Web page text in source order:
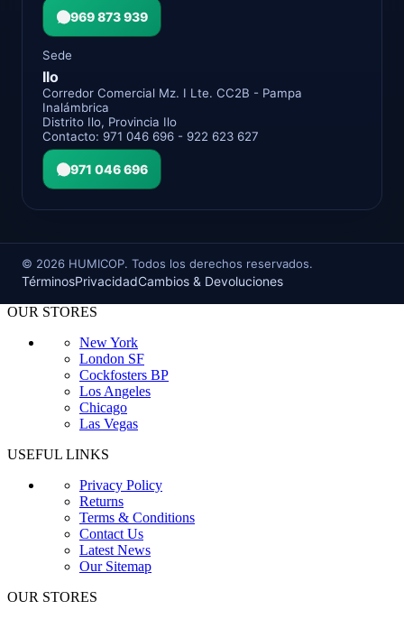
969 873 939
Sede
Ilo
Corredor Comercial Mz. I Lte. CC2B - Pampa
Inalámbrica
Distrito Ilo, Provincia Ilo
Contacto: 971 046 696 - 922 623 627
971 046 696
© 2026 HUMICOP. Todos los derechos reservados.
TérminosPrivacidadCambios & Devoluciones
OUR STORES
New York
London SF
Cockfosters BP
Los Angeles
Chicago
Las Vegas
USEFUL LINKS
Privacy Policy
Returns
Terms & Conditions
Contact Us
Latest News
Our Sitemap
OUR STORES